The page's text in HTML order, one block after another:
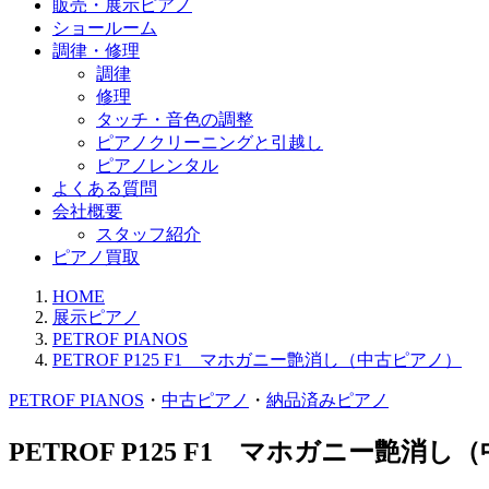
販売・展示ピアノ
ショールーム
調律・修理
調律
修理
タッチ・音色の調整
ピアノクリーニングと引越し
ピアノレンタル
よくある質問
会社概要
スタッフ紹介
ピアノ買取
HOME
展示ピアノ
PETROF PIANOS
PETROF P125 F1 マホガニー艶消し（中古ピアノ）
PETROF PIANOS ・ 中古ピアノ ・ 納品済みピアノ
PETROF P125 F1 マホガニー艶消し（